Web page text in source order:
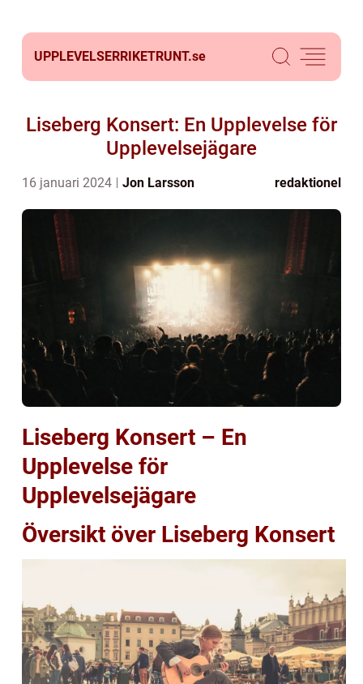
UPPLEVELSERRIKETRUNT.se
Liseberg Konsert: En Upplevelse för
Upplevelsejägare
16 januari 2024 Jon Larsson redaktionel
Liseberg Konsert – En
Upplevelse för
Upplevelsejägare
Översikt över Liseberg Konsert